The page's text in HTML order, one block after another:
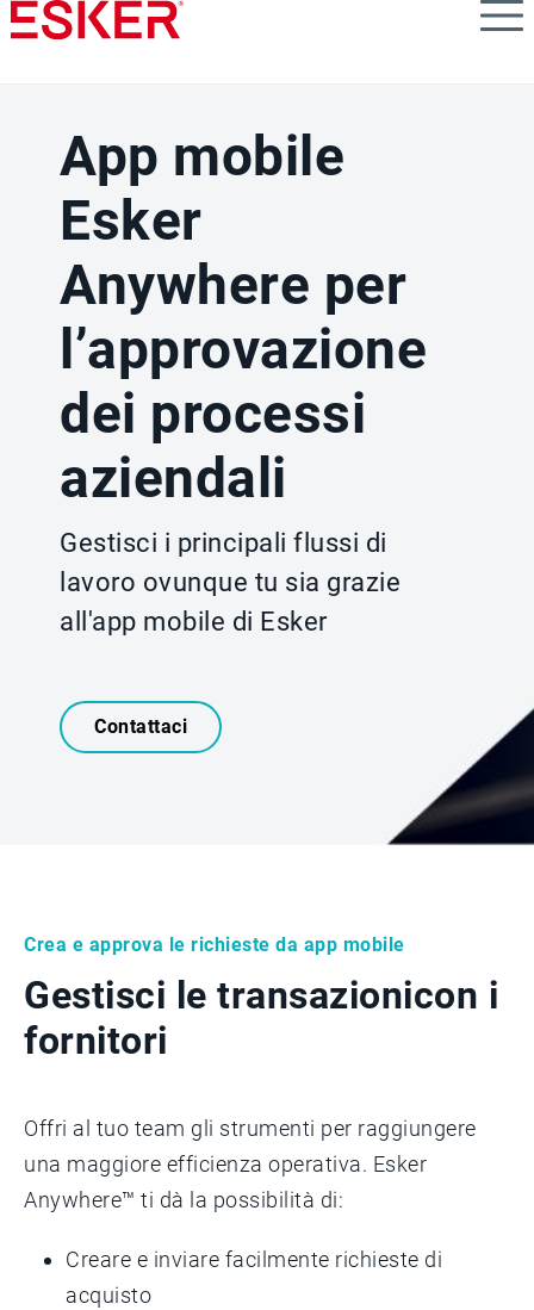
Skip
to
App mobile
Esker
Anywhere per
l’approvazione
dei processi
aziendali
Gestisci i principali flussi di
lavoro ovunque tu sia grazie
all'app mobile di Esker
Contattaci
Crea e approva le richieste da app mobile
Gestisci le transazionicon i
fornitori
Offri al tuo team gli strumenti per raggiungere
una maggiore efficienza operativa. Esker
Anywhere™ ti dà la possibilità di:
Creare e inviare facilmente richieste di
acquisto